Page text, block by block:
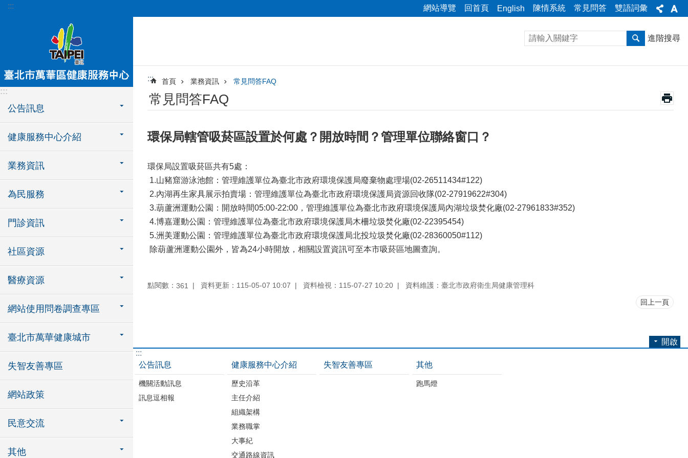
跳到主要內容區塊
::: 網站導覽 回首頁 English 陳情系統 常見問答 雙語詞彙
:::
公告訊息
健康服務中心介紹
業務資訊
為民服務
門診資訊
社區資源
醫療資源
網站使用問卷調查專區
臺北市萬華健康城市
失智友善專區
網站政策
民意交流
其他
進階搜尋
::: 首頁 業務資訊 常見問答FAQ
常見問答FAQ
環保局轄管吸菸區設置於何處？開放時間？管理單位聯絡窗口？
環保局設置吸菸區共有5處：
1.山豬窟游泳池館：管理維護單位為臺北市政府環境保護局廢棄物處理場(02-26511434#122)
2.內湖再生家具展示拍賣場：管理維護單位為臺北市政府環境保護局資源回收隊(02-27919622#304)
3.葫蘆洲運動公園：開放時間05:00-22:00，管理維護單位為臺北市政府環境保護局內湖垃圾焚化廠(02-27961833#352)
4.博嘉運動公園：管理維護單位為臺北市政府環境保護局木柵垃圾焚化廠(02-22395454)
5.洲美運動公園：管理維護單位為臺北市政府環境保護局北投垃圾焚化廠(02-28360050#112)
除葫蘆洲運動公園外，皆為24小時開放，相關設置資訊可至本市吸菸區地圖查詢。
點閱數： 361 資料更新：115-05-07 10:07 資料檢視：115-07-27 10:20 資料維護：臺北市政府衛生局健康管理科
回上一頁
開啟
:::
公告訊息
機關活動訊息
訊息逗相報
健康服務中心介紹
歷史沿革
主任介紹
組織架構
業務職掌
大事紀
交通路線資訊
失智友善專區 其他
跑馬燈